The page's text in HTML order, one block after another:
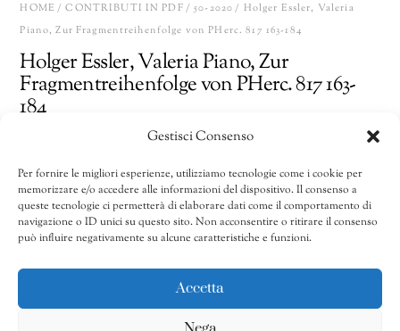
Gestisci Consenso
Per fornire le migliori esperienze, utilizziamo tecnologie come i cookie per
memorizzare e/o accedere alle informazioni del dispositivo. Il consenso a
queste tecnologie ci permetterà di elaborare dati come il comportamento di
navigazione o ID unici su questo sito. Non acconsentire o ritirare il consenso
può influire negativamente su alcune caratteristiche e funzioni.
Accetta
HOME /CONTRIBUTI IN PDF/50-2020/ Holger Essler, Valeria
Piano, Zur Fragmentreihenfolge von PHerc. 817 163-184
Holger Essler, Valeria Piano, Zur
Fragmentreihenfolge von PHerc. 817 163-
184
Holger
Essler,
Valeria
Piano,
Fragmentreihenfolge
AGGIUNGI AL CARRELLO Share
CATEGORIE:41/2011-50/2020,50-2020,Contributi in pdf